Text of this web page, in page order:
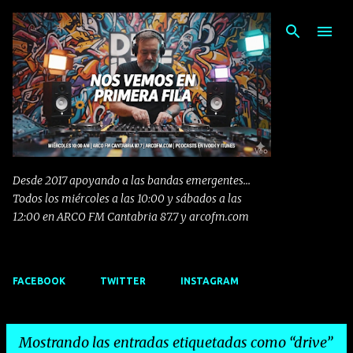
Ir al contenido principal
Desde 2017 apoyando a las bandas emergentes...
Todos los miércoles a las 10:00 y sábados a las
12:00 en ARCO FM Cantabria 87.7 y arcofm.com
FACEBOOK TWITTER INSTAGRAM
Mostrando las entradas etiquetadas como drive